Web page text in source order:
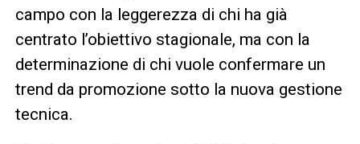
campo con la leggerezza di chi ha già
centrato l’obiettivo stagionale, ma con la
determinazione di chi vuole confermare un
trend da promozione sotto la nuova gestione
tecnica.